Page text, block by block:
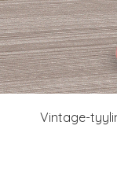
Vintage-